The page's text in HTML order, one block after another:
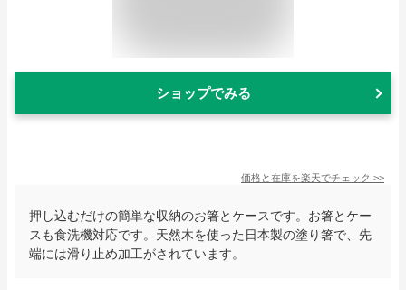
ショップでみる
価格と在庫を楽天でチェック >>
押し込むだけの簡単な収納のお箸とケースです。お箸とケー
スも食洗機対応です。天然木を使った日本製の塗り箸で、先
端には滑り止め加工がされています。